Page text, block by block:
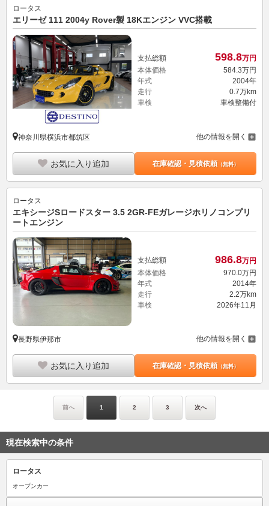
ロータス
エリーゼ 111 2004y Rover製 18Kエンジン VVC搭載
支払総額 598.8万円
本体価格
584.3万円
年式
2004年
走行
0.7万km
車検
車検整備付
神奈川県横浜市都筑区 他の情報を開く
お気に入り追加 在庫確認・見積依頼（無料）
ロータス
エキシージSロードスター 3.5 2GR-FEガレージホリノコンプリ
ートエンジン
支払総額 986.8万円
本体価格
970. 0万円
年式
2014年
走行
2.2万km
車検
2026年11月
長野県伊那市 他の情報を開く
お気に入り追加 在庫確認・見積依頼（無料）
前へ 1 2 3 次へ
現在検索中の条件
ロータス
オープンカー